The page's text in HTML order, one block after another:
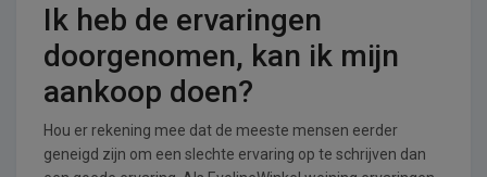
Ik heb de ervaringen
doorgenomen, kan ik mijn
aankoop doen?
Hou er rekening mee dat de meeste mensen eerder
geneigd zijn om een slechte ervaring op te schrijven dan